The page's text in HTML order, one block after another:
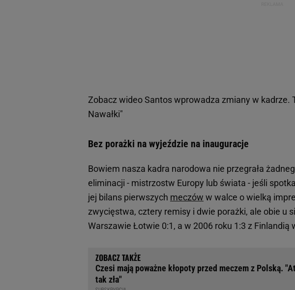
Zobacz wideoSantos wprowadza zmiany w kadrze.
Nawałki"
Bez porażki na wyjeździe na inauguracje
Bowiem nasza kadra narodowa nie przegrała
eliminacji - mistrzostw Europy lub świata - jeśli
jej bilans pierwszych meczów w walce o wielką
zwycięstwa, cztery remisy i dwie porażki, ale obie u
Warszawie Łotwie 0:1, a w 2006 roku 1:3 z Finlandią
Czesi mają poważne kłopoty przed meczem z Polską.
tak zła"